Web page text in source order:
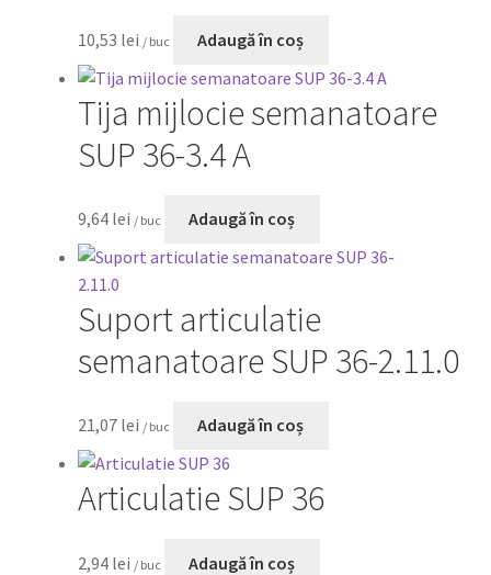
10,53 lei / buc Adaugă în coș
Tija mijlocie semanatoare
SUP 36-3.4 A
9,64 lei / buc Adaugă în coș
Suport articulatie
semanatoare SUP 36-2.11.0
21,07 lei / buc Adaugă în coș
Articulatie SUP 36
2,94 lei / buc Adaugă în coș